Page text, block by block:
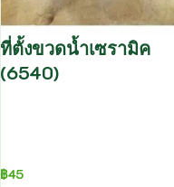
ที่ตั้งขวดน้ำเซรามิค
(6540)
฿45